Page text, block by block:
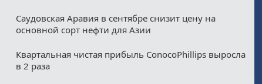
Саудовская Аравия в сентябре снизит цену на
основной сорт нефти для Азии
Квартальная чистая прибыль ConocoPhillips выросла
в 2 раза